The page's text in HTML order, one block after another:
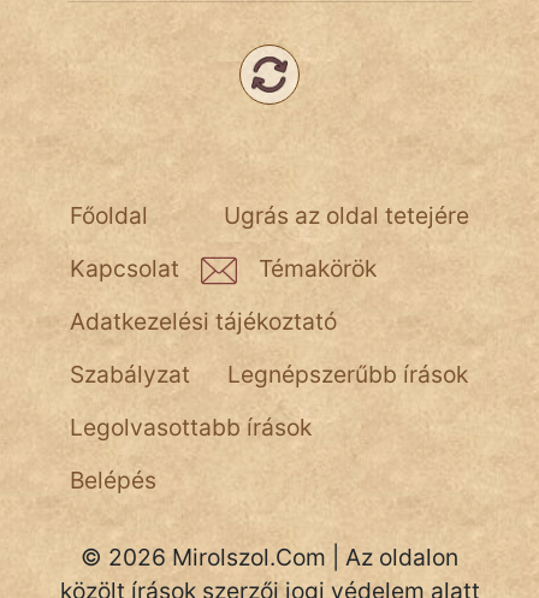
pszichopati
szegény legény
Ugrás az oldal tetejére
Főoldal
Kapcsolat
Témakörök
Adatkezelési tájékoztató
Szabályzat
Legnépszerűbb írások
Legolvasottabb írások
Belépés
© 2026 Mirolszol.Com | Az oldalon
közölt írások szerzői jogi védelem alatt